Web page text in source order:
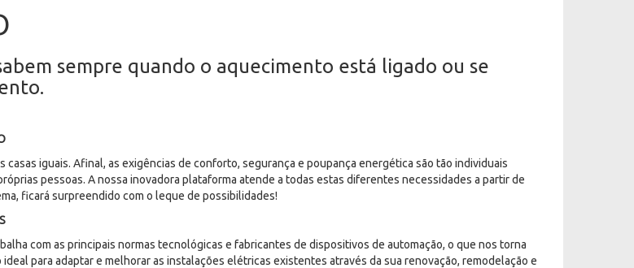
sempre quando o aquecimento está ligado ou se
casas iguais. Afinal, as exigências de conforto, segurança e poupança energética são tão individuais
pessoas. A nossa inovadora plataforma atende a todas estas diferentes necessidades a partir de
ficará surpreendido com o leque de possibilidades!
com as principais normas tecnológicas e fabricantes de dispositivos de automação, o que nos torna
ideal para adaptar e melhorar as instalações elétricas existentes através da sua renovação, remodelação e